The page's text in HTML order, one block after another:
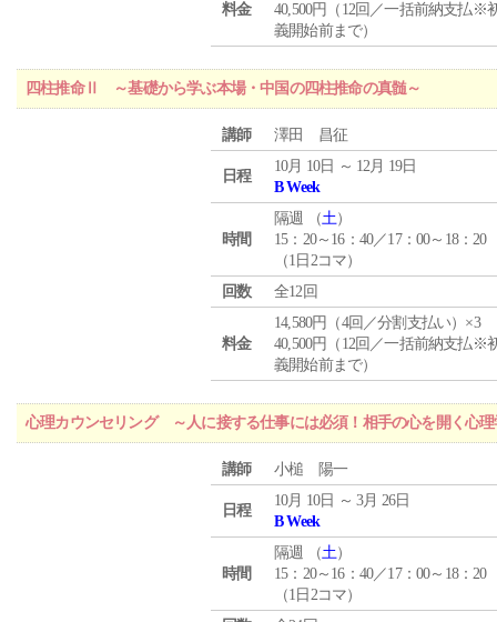
料金
40,500円（12回／一括前納支払※
義開始前まで）
四柱推命Ⅱ ～基礎から学ぶ本場・中国の四柱推命の真髄～
講師 澤田 昌征
日程
10月 10日 ～ 12月 19日
B Week
時間
隔週 （土）
15：20～16：40／17：00～18：20
（1日2コマ）
回数
全12回
料金
14,580円（4回／分割支払い）×3
40,500円（12回／一括前納支払※
義開始前まで）
心理カウンセリング ～人に接する仕事には必須！相手の心を開く心理
講師 小槌 陽一
日程
10月 10日 ～ 3月 26日
B Week
時間
隔週 （土）
15：20～16：40／17：00～18：20
（1日2コマ）